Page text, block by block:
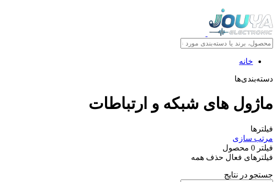
خانه
دسته‌بندی‌ها
ماژول های شبکه و ارتباطات
فیلترها
مرتب سازی
فیلتر 0 محصول
فیلترهای فعال حذف همه
جستجو در نتایج